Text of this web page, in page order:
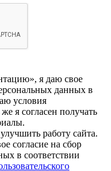
я даю свое
данных в
условия
же я согласен получать
работу сайта.
согласие на сбор
в соответствии